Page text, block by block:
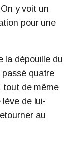
On y voit un
pour une
la dépouille du
passé quatre
tout de même
lève de lui-
au